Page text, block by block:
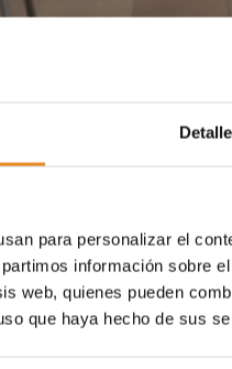
para personalizar el
información sobre
web, quienes pueden
que haya hecho de sus